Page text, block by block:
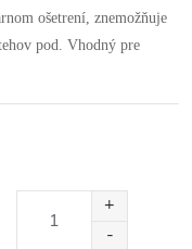
ošetrení, znemožňuje
pod. Vhodný pre